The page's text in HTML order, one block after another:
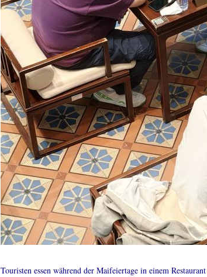
Touristen essen während der Maifeiertage in einem